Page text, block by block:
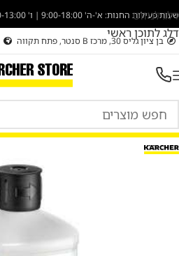
דלג לניווט
דלג לתוכן ראשי
שעות פעילות החנות: א'-ה' 9:00-18:00 | ו' 9:00-13:00
בן ציון גליס 30, מרכז B סנטר, פתח תקווה